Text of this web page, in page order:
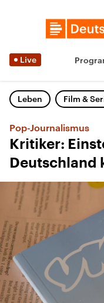
Live
Leben Film &
Pop-Journalismus
Kritiker:
Deutschland